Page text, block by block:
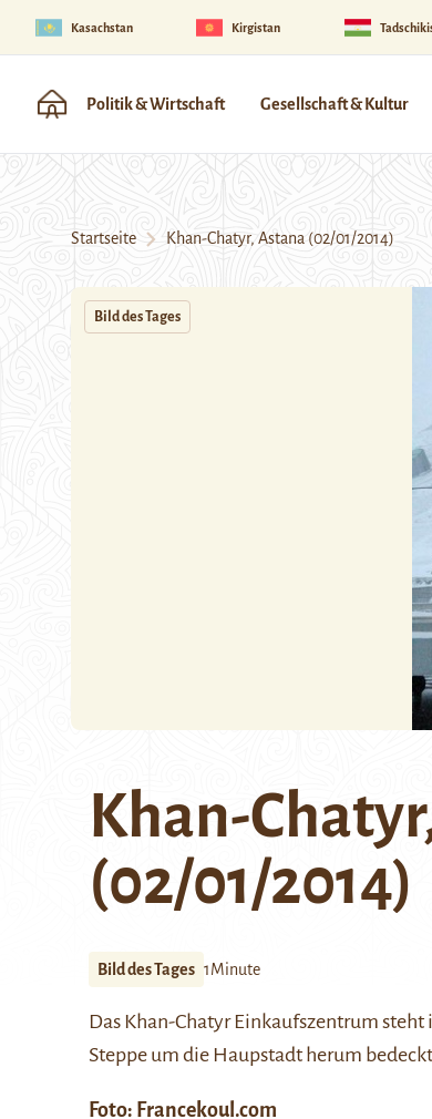
Kasachstan Kirgistan
Politik & Wirtschaft Gesellschaft & Kultur
Startseite Khan-Chatyr, Astana (02/01/2014)
Bild des Tages
Khan-
(02/01/2014)
Bild des Tages 1Minute
Das Khan-Chatyr Einkaufszentrum
Steppe um die Haupstadt herum
Foto: Francekoul.com